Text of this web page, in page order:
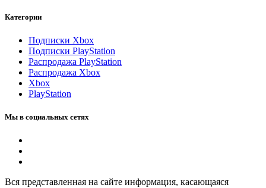
Категории
Подписки Xbox
Подписки PlayStation
Распродажа PlayStation
Распродажа Xbox
Xbox
PlayStation
Мы в социальных сетях
Вся представленная на сайте информация, касающаяся